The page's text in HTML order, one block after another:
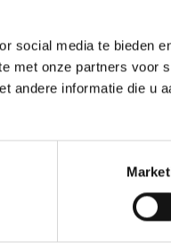
social media te bieden
met onze partners voor
andere informatie die u